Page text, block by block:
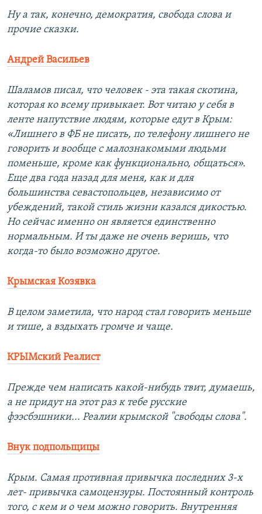
Ну а так, конечно, демократия, свобода слова и
прочие сказки.
Андрей Васильев
Шаламов писал, что человек - эта такая скотина,
которая ко всему привыкает. Вот читаю у себя в
ленте напутствие людям, которые едут в Крым:
«Лишнего в ФБ не писать, по телефону лишнего не
говорить и вообще с малознакомыми людьми
поменьше, кроме как функционально, общаться».
Еще два года назад для меня, как и для
большинства севастопольцев, независимо от
убеждений, такой стиль жизни казался дикостью.
Но сейчас именно он является единственно
нормальным. И ты даже не очень веришь, что
когда-то было возможно другое.
Крымская Козявка
В целом заметила, что народ стал говорить меньше
и тише, а вздыхать громче и чаще.
Прежде чем написать какой-нибудь твит, думаешь,
а не придут на этот раз к тебе русские
фээсбэшники... Реалии крымской "свободы слова".
Внук подпольщицы
Крым. Самая противная привычка последних 3-х
лет- привычка самоцензуры. Постоянный контроль
того, с кем и о чем можно говорить. Внутренняя